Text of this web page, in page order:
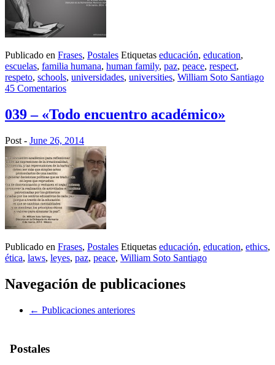
Publicado en Frases, Postales Etiquetas educación, education,
escuelas, familia humana, human family, paz, peace, respect,
respeto, schools, universidades, universities, William Soto Santiago
45 Comentarios
039 – «Todo encuentro académico»
Post - June 26, 2014
Publicado en Frases, Postales Etiquetas educación, education, ethics,
ética, laws, leyes, paz, peace, William Soto Santiago
Navegación de publicaciones
← Publicaciones anteriores
Postales